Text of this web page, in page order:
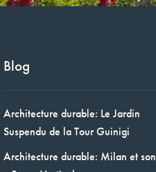
Blog
Architecture durable: Le Jardin
Suspendu de la Tour Guinigi
Architecture durable: Milan et son